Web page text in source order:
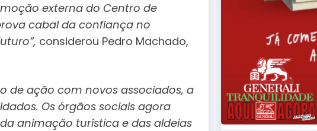
externa do Centro de
cabal da confiança no
considerou Pedro Machado,
de ação com novos associados, a
Os órgãos sociais agora
animação turística e das aldeias